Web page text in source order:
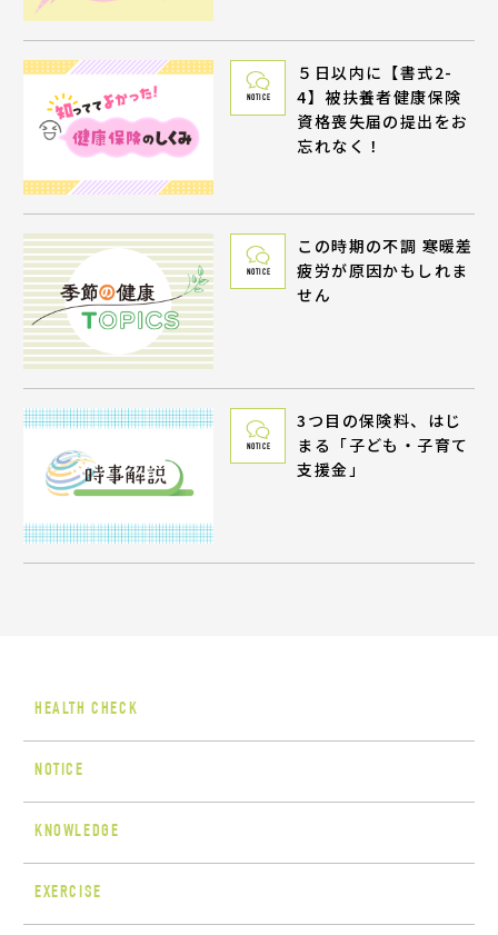
NOTICE
５日以内に【書式2-
4】被扶養者健康保険
資格喪失届の提出をお
忘れなく！
NOTICE
この時期の不調 寒暖差
疲労が原因かもしれま
せん
NOTICE
3つ目の保険料、はじ
まる「子ども・子育て
支援金」
HEALTH CHECK
NOTICE
KNOWLEDGE
EXERCISE